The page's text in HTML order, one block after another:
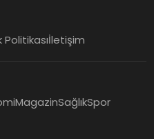
Politikasıİletişim
MagazinSağlıkSpor